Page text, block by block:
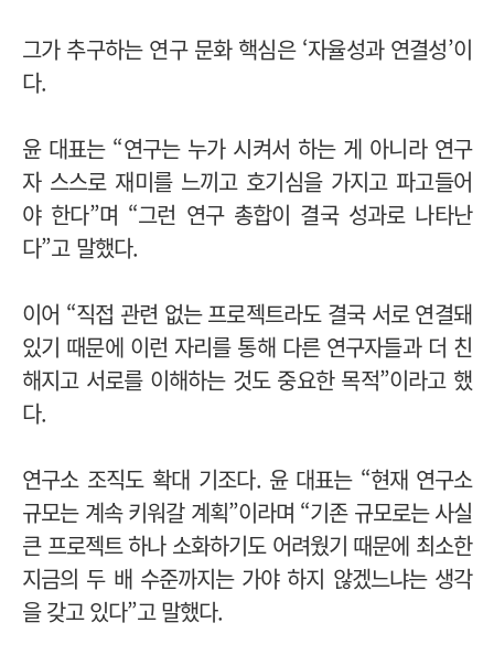
그가 추구하는 연구 문화 핵심은 ‘자율성과 연결성’이
다.
윤 대표는 “연구는 누가 시켜서 하는 게 아니라 연구
자 스스로 재미를 느끼고 호기심을 가지고 파고들어
야 한다”며 “그런 연구 총합이 결국 성과로 나타난
다”고 말했다.
이어 “직접 관련 없는 프로젝트라도 결국 서로 연결돼
있기 때문에 이런 자리를 통해 다른 연구자들과 더 친
해지고 서로를 이해하는 것도 중요한 목적”이라고 했
다.
연구소 조직도 확대 기조다. 윤 대표는 “현재 연구소
규모는 계속 키워갈 계획”이라며 “기존 규모로는 사실
큰 프로젝트 하나 소화하기도 어려웠기 때문에 최소한
지금의 두 배 수준까지는 가야 하지 않겠느냐는 생각
을 갖고 있다”고 말했다.